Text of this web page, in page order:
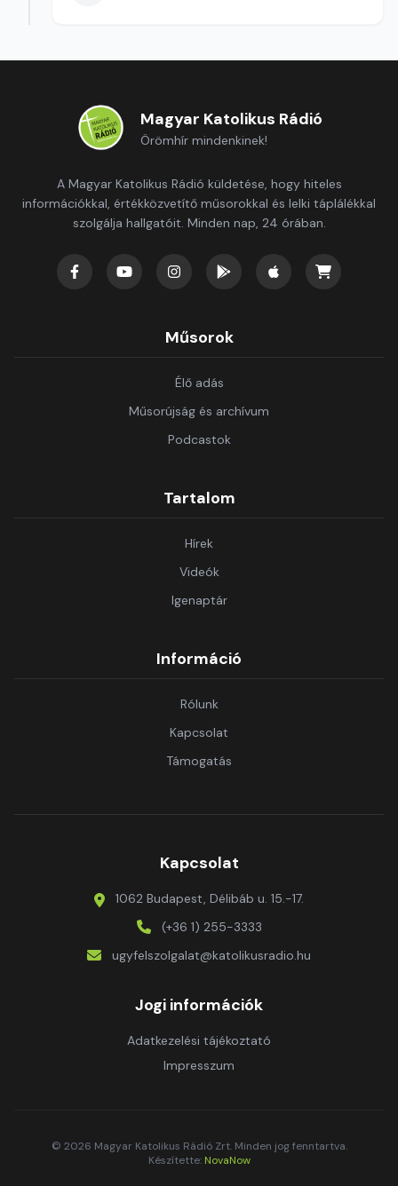
Magyar Katolikus Rádió
Örömhír mindenkinek!
A Magyar Katolikus Rádió küldetése, hogy hiteles
információkkal, értékközvetítő műsorokkal és lelki táplálékkal
szolgálja hallgatóit. Minden nap, 24 órában.
Műsorok
Élő adás
Műsorújság és archívum
Podcastok
Tartalom
Hírek
Videók
Igenaptár
Információ
Rólunk
Kapcsolat
Támogatás
Kapcsolat
1062 Budapest, Délibáb u. 15.-17.
(+36 1) 255-3333
ugyfelszolgalat@katolikusradio.hu
Jogi információk
Adatkezelési tájékoztató
Impresszum
© 2026 Magyar Katolikus Rádió Zrt. Minden jog fenntartva.
Készítette: NovaNow